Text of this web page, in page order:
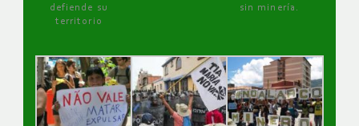
defiende su
territorio
sin minería.